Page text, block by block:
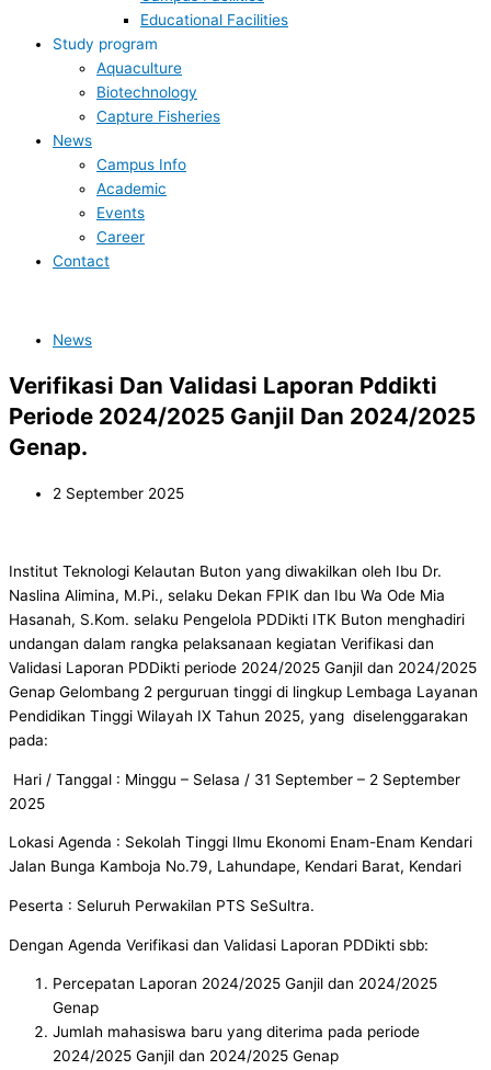
Educational Facilities
Study program
Aquaculture
Biotechnology
Capture Fisheries
News
Campus Info
Academic
Events
Career
Contact
News
Verifikasi Dan Validasi Laporan Pddikti
Periode 2024/2025 Ganjil Dan 2024/2025
Genap.
2 September 2025
Institut Teknologi Kelautan Buton yang diwakilkan oleh Ibu Dr.
Naslina Alimina, M.Pi., selaku Dekan FPIK dan Ibu Wa Ode Mia
Hasanah, S.Kom. selaku Pengelola PDDikti ITK Buton menghadiri
undangan dalam rangka pelaksanaan kegiatan Verifikasi dan
Validasi Laporan PDDikti periode 2024/2025 Ganjil dan 2024/2025
Genap Gelombang 2 perguruan tinggi di lingkup Lembaga Layanan
Pendidikan Tinggi Wilayah IX Tahun 2025, yang diselenggarakan
pada:
Hari / Tanggal : Minggu – Selasa / 31 September – 2 September
2025
Lokasi Agenda : Sekolah Tinggi Ilmu Ekonomi Enam-Enam Kendari
Jalan Bunga Kamboja No.79, Lahundape, Kendari Barat, Kendari
Peserta : Seluruh Perwakilan PTS SeSultra.
Dengan Agenda Verifikasi dan Validasi Laporan PDDikti sbb:
Percepatan Laporan 2024/2025 Ganjil dan 2024/2025
Genap
Jumlah mahasiswa baru yang diterima pada periode
2024/2025 Ganjil dan 2024/2025 Genap